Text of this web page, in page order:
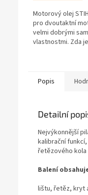
Motorový olej
pro dvoutaktní
velmi dobrými
vlastnostmi. Zda
Popis
Detailní
Nejvýkonnější
kalibrační
řetězového
Balení
lištu, řetěz, kryt